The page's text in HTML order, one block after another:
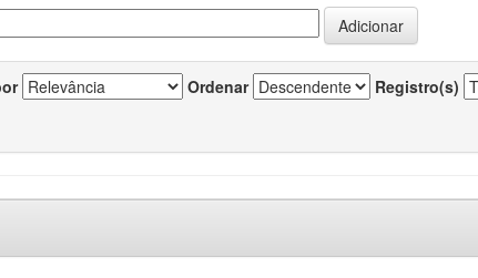
Ordenar Registro(s)